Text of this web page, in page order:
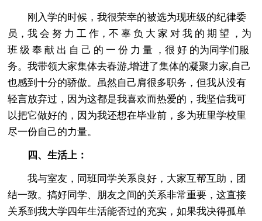
刚入学的时候，我很荣幸的被选为现班级的纪律委
员，我 会 努 力 工 作，不 辜 负 大 家 对 我 的 期 望 ，为
班 级 奉 献 出 自 己 的 一 份 力 量 ，很 好 的为同学们服
务。我带领大家集体去春游,增进了集体的凝聚力家,自己
也感到十分的骄傲。虽然自己肩很多职务，但我从没有
轻言放弃过，因为这都是我喜欢而热爱的，我坚信我可
以把它做好的，因为我还想在毕业前，多为班里学校里
尽一份自己的力量。
四、生活上：
我与室友，同班同学关系良好，大家互帮互助，团
结一致。搞好同学、朋友之间的关系非常重要，这直接
关系到我大学四年生活能否过的充实，如果我决得孤单